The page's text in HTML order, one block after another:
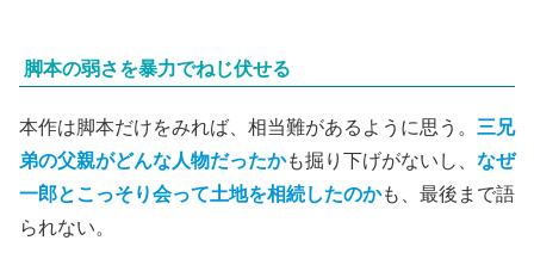
脚本の弱さを暴力でねじ伏せる
本作は脚本だけをみれば、相当難があるように思う。 三兄
弟の父親がどんな人物だったかも掘り下げがないし、 なぜ
一郎とこっそり会って土地を相続したのかも、最後まで語
られない。